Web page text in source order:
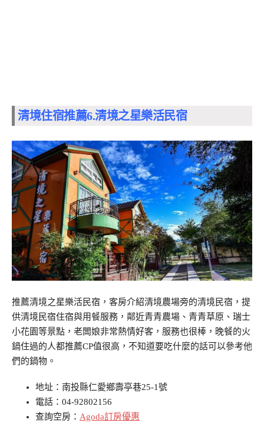
清境住宿推薦6.清境之星樂活民宿
推薦清境之星樂活民宿，客房介紹清境農場旁的清境民宿，提
供清境民宿住宿與用餐服務，鄰近青青農場、青青草原、瑞士
小花園等景點，老闆娘非常熱情好客，服務也很棒，晚餐的火
鍋住過的人都推薦CP值很高，不知道要吃什麼的話可以參考他
們的鍋物。
地址：南投縣仁愛鄉壽亭巷25-1號
電話：04-92802156
查詢空房： Agoda訂房優惠